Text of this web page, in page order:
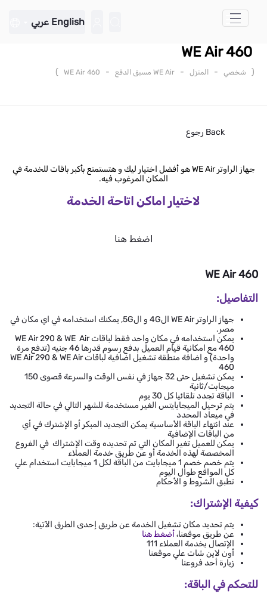
تخطي إلى المحتوى الرئيسي
English عربي
WE Air 460
( شخصي - المنزل - WE Air مسبق الدفع -
WE Air 460
)
Back رجوع
جهاز الراوتر WE Air هو أفضل اختيار ليك و هتستمتع بأكبر باقات للخدمة في
المكان المرغوب فيه.
لاختيار اماكن اتاحة الخدمة
اضغط هنا
WE Air 460
التفاصيل:
جهاز الراوتر WE Air ال4G و ال5G, يمكنك استخدامه في اي مكان في
مصر.
يمكن استخدامه في مكان واحد فقط لباقات WE Air 290 & WE Air
460 مع امكانية قيام العميل بدفع رسوم قدرها 46 جنيه (تدفع مرة
واحدة) و اضافة منطقة تشغيل اضافية لباقات WE Air 290 & WE Air
460
يمكن تشغيل حتى 32 جهاز في نفس الوقت والسرعة قصوى 150
ميجابت/ثانية
الباقة تجدد تلقائيا كل 30 يوم
يتم ترحيل الميجابايتس الغير مستخدمة للشهر التالي في حالة التجديد
في ميعاد المحدد
عند انتهاء الباقة الأساسية يمكن التجديد المبكر أو الإشترك في أي
من الباقات الإضافية
يمكن للعميل تغير المكان التي تم تحديده وقت الإشتراك في الفروع
المخصصة لهذه الخدمة أو عن طريق خدمة العملاء
يتم خصم خصم 1 ميجابايت من الباقة لكل 1 ميجابايت استخدام علي
كل المواقع طوال اليوم
تطبق الشروط و الأحكام
كيفية الإشتراك:
يتم تحديد مكان تشغيل الخدمة عن طريق إحدى الطرق الآتية:
عن طريق موقعنا،أضغط هنا
الإتصال بخدمة العملاء 111
أون لاين شات علي موقعنا
زيارة أحد فروعنا
للتحكم في الباقة: